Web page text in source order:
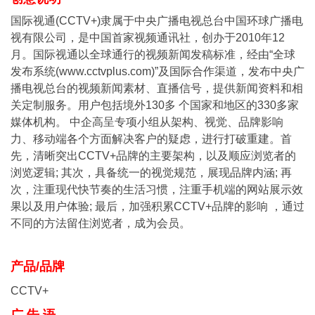
国际视通(CCTV+)隶属于中央广播电视总台中国环球广播电
视有限公司，是中国首家视频通讯社，创办于2010年12
月。国际视通以全球通行的视频新闻发稿标准，经由“全球
发布系统(www.cctvplus.com)”及国际合作渠道，发布中央广
播电视总台的视频新闻素材、直播信号，提供新闻资料和相
关定制服务。用户包括境外130多 个国家和地区的330多家
媒体机构。 中企高呈专项小组从架构、视觉、品牌影响
力、移动端各个方面解决客户的疑虑，进行打破重建。首
先，清晰突出CCTV+品牌的主要架构，以及顺应浏览者的
浏览逻辑; 其次，具备统一的视觉规范，展现品牌内涵; 再
次，注重现代快节奏的生活习惯，注重手机端的网站展示效
果以及用户体验; 最后，加强积累CCTV+品牌的影响 ，通过
不同的方法留住浏览者，成为会员。
产品/品牌
CCTV+